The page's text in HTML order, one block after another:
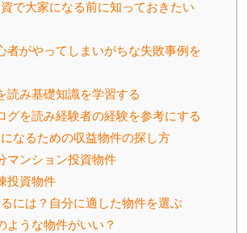
で大家になる前に知っておきたい
者がやってしまいがちな失敗事例を
読み基礎知識を学習する
グを読み経験者の経験を参考にする
なるための収益物件の探し方
マンション投資物件
投資物件
には？自分に適した物件を選ぶ
ような物件がいい？